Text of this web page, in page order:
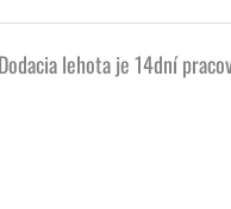
lehota je 14dní